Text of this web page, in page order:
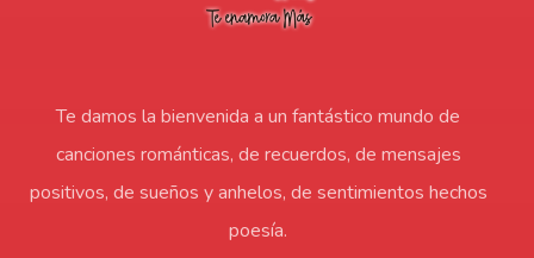
Te damos la bienvenida a un fantástico mundo de
canciones románticas, de recuerdos, de mensajes
positivos, de sueños y anhelos, de sentimientos hechos
poesía.